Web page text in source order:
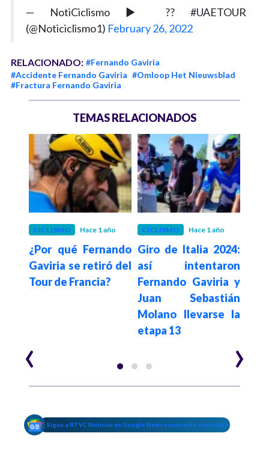
— NotiCiclismo ▶ ?? #UAETOUR
(@Noticiclismo1) February 26, 2022
RELACIONADO: #Fernando Gaviria
#Accidente Fernando Gaviria #Omloop Het Nieuwsblad
#Fractura Fernando Gaviria
TEMAS RELACIONADOS
CICLISMO Hace 1 año
¿Por qué Fernando
Gaviria se retiró del
Tour de Francia?
CICLISMO Hace 1 año
Giro de Italia 2024:
así intentaron
Fernando Gaviria y
Juan Sebastián
Molano llevarse la
etapa 13
‹ ›
Sigue a RTVC Noticias en Google News y mantente conectado